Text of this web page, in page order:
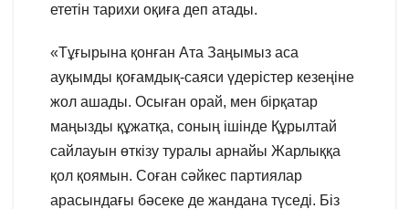
ететін тарихи оқиға деп атады.
«Тұғырына қонған Ата Заңымыз аса
ауқымды қоғамдық-саяси үдерістер кезеңіне
жол ашады. Осыған орай, мен бірқатар
маңызды құжатқа, соның ішінде Құрылтай
сайлауын өткізу туралы арнайы Жарлыққа
қол қоямын. Соған сәйкес партиялар
арасындағы бәсеке де жандана түседі. Біз